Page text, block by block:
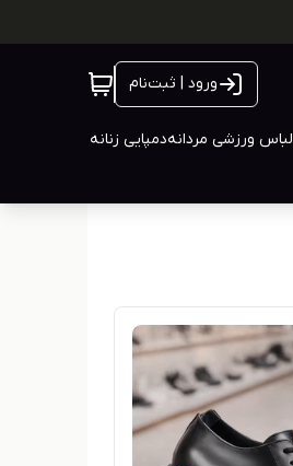
ورود | ثبت‌نام
لباس ورزشی مردانهدمپایی زنانه